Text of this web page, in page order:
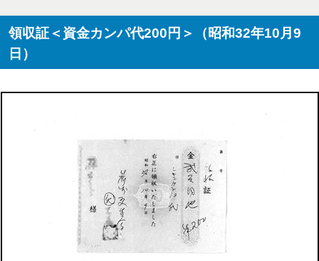
領収証＜資金カンパ代200円＞（昭和32年10月9
日）